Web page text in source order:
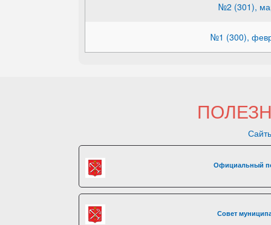
№2 (301),
№1 (300),
Официальный
Совет